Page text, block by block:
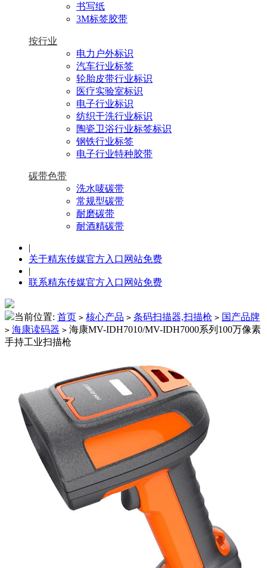
书写纸
3M标签胶带
按行业
电力户外标识
汽车行业标签
轮胎皮带行业标识
医疗实验室标识
电子行业标识
纺织干洗行业标识
陶瓷卫浴行业标签标识
钢铁行业标签
电子行业特种胶带
碳带色带
洗水唛碳带
常规型碳带
耐磨碳带
耐酒精碳带
|
关于精东传媒官方入口网站免费
|
联系精东传媒官方入口网站免费
当前位置: 首页 > 核心产品 > 条码扫描器,扫描枪 > 国产品牌
> 海康读码器 > 海康MV-IDH7010/MV-IDH7000系列100万像素
手持工业扫描枪